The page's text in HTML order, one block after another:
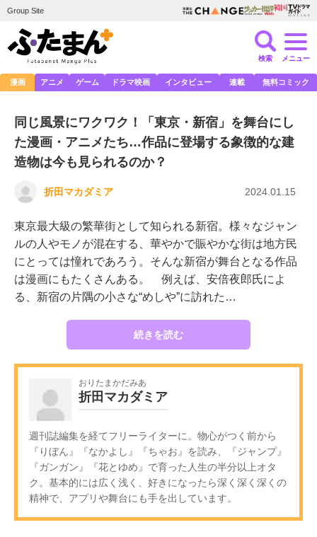
Group Site
検索 メニュー
漫画 アニメ ゲーム ドラマ映画 インタビュー 連載 無料コミック
同じ風景にワクワク！「東京・新宿」を舞台にし
た漫画・アニメたち…作品に登場する象徴的な建
造物は今も見られるのか？
折田マカダミア 2024.01.15
東京最大級の繁華街として知られる新宿。様々なジャン
ルの人やモノが混在する、華やかで賑やかな街は地方民
にとっては憧れであろう。そんな新宿が舞台となる作品
は漫画にもたくさんある。 例えば、安倍夜郎氏によ
る、新宿の片隅の小さな“めしや”に訪れた…
続きを読む
おりたまかだみあ
折田マカダミア
週刊誌編集を経てフリーライターに。物心がつく前から
『りぼん』『なかよし』『ちゃお』を読み、『ジャンプ』
『ガンガン』『花とゆめ』で育った人生の半分以上オタ
ク。基本的には広く浅く、好きになったら深く深く深くの
精神で、アプリや舞台にも手を出しています。